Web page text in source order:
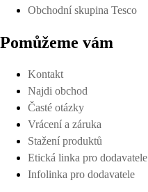
Obchodní skupina Tesco
Pomůžeme vám
Kontakt
Najdi obchod
Časté otázky
Vrácení a záruka
Stažení produktů
Etická linka pro dodavatele
Infolinka pro dodavatele